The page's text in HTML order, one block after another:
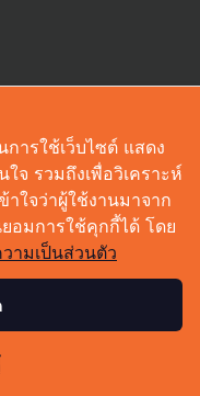
rights reserved.
ารใช้เว็บไซต์ แสดง
จ รวมถึงเพื่อวิเคราะห์
าใจว่าผู้ใช้งานมาจาก
อมการใช้คุกกี้ได้ โดย
ามเป็นส่วนตัว